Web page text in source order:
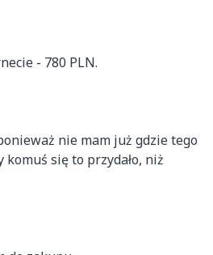
- 780 PLN.
nie mam już gdzie tego
się to przydało, niż